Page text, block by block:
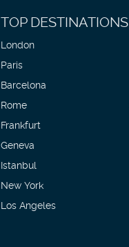
TOP DESTINATIONS
London
Paris
Barcelona
Rome
Frankfurt
Geneva
Istanbul
New York
Los Angeles